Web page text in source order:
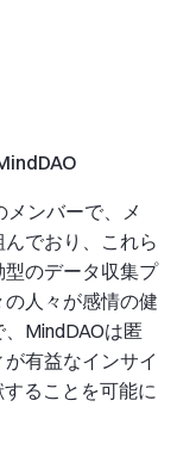
メンバーで、メ
でおり、これら
のデータ収集プ
人々が感情の健
MindDAOは匿
有益なインサイ
ることを可能に